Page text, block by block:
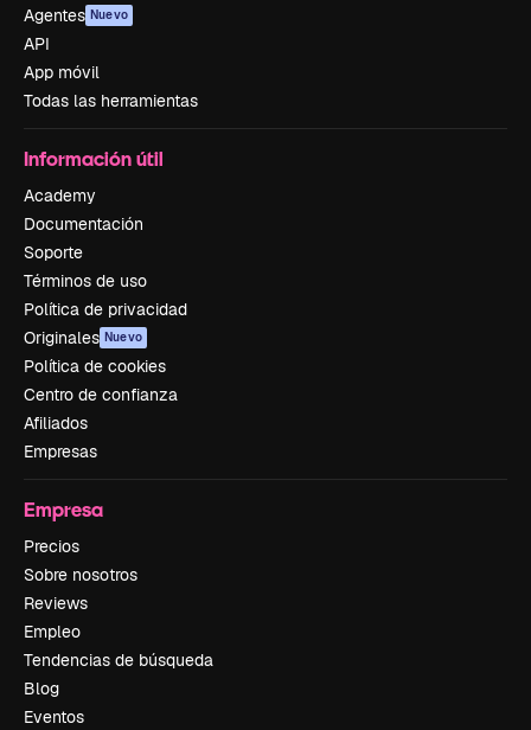
Agentes Nuevo
API
App móvil
Todas las herramientas
Información útil
Academy
Documentación
Soporte
Términos de uso
Política de privacidad
Originales Nuevo
Política de cookies
Centro de confianza
Afiliados
Empresas
Empresa
Precios
Sobre nosotros
Reviews
Empleo
Tendencias de búsqueda
Blog
Eventos